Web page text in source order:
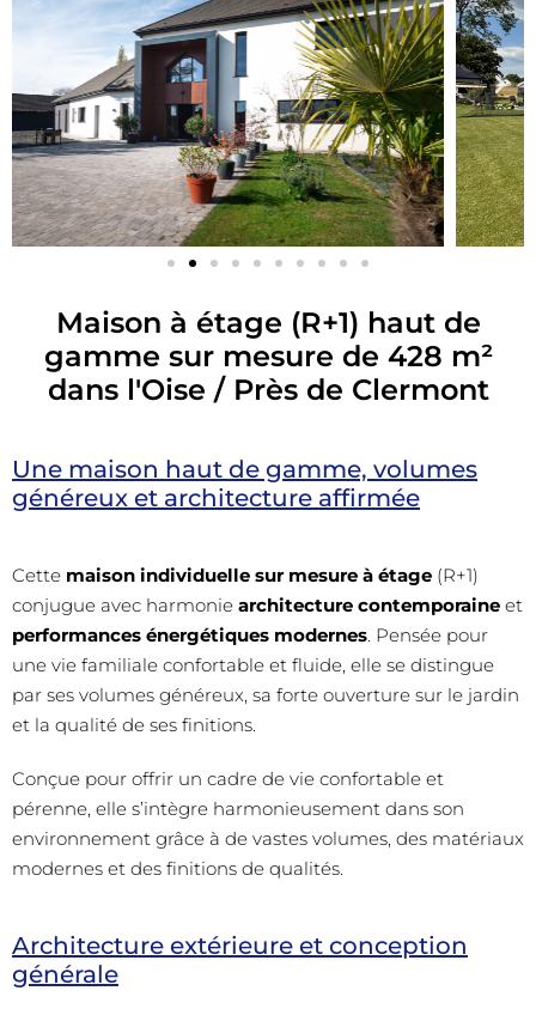
Maison à étage (R+1) haut de
gamme sur mesure de 428 m²
dans l'Oise / Près de Clermont
Une maison haut de gamme, volumes
généreux et architecture affirmée
Cette maison individuelle sur mesure à étage (R+1)
conjugue avec harmonie architecture contemporaine et
performances énergétiques modernes. Pensée pour
une vie familiale confortable et fluide, elle se distingue
par ses volumes généreux, sa forte ouverture sur le jardin
et la qualité de ses finitions.
Conçue pour offrir un cadre de vie confortable et
pérenne, elle s’intègre harmonieusement dans son
environnement grâce à de vastes volumes, des matériaux
modernes et des finitions de qualités.
Architecture extérieure et conception
générale